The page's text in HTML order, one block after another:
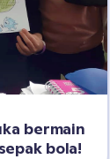
bermain
bola!